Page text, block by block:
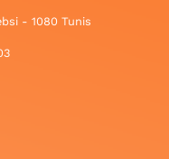
- 1080 Tunis